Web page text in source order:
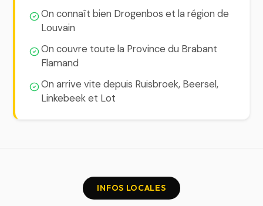
On connaît bien Drogenbos et la région de
Louvain
On couvre toute la Province du Brabant
Flamand
On arrive vite depuis Ruisbroek, Beersel,
Linkebeek et Lot
INFOS LOCALES